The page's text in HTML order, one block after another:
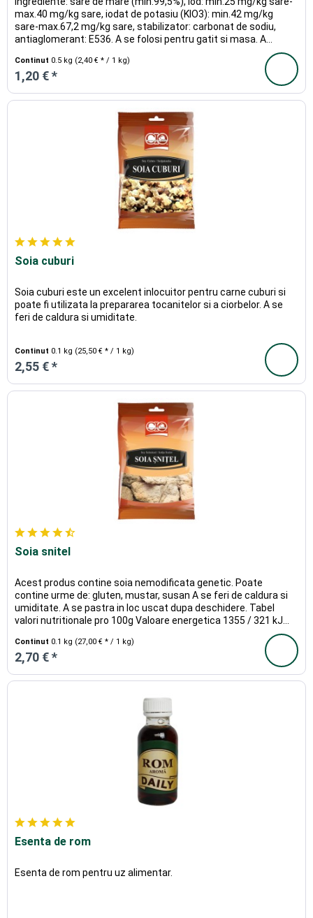
max.40 mg/kg sare, iodat de potasiu (KIO3): min.42 mg/kg
sare-max.67,2 mg/kg sare, stabilizator: carbonat de sodiu,
antiaglomerant: E536. A se folosi pentru gatit si masa. A...
Continut 0.5 kg (2,40 € * / 1 kg)
1,20 € *
Soia cuburi
Soia cuburi este un excelent inlocuitor pentru carne cuburi si
poate fi utilizata la prepararea tocanitelor si a ciorbelor. A se
feri de caldura si umiditate.
Continut 0.1 kg (25,50 € * / 1 kg)
2,55 € *
Soia snitel
Acest produs contine soia nemodificata genetic. Poate
contine urme de: gluten, mustar, susan A se feri de caldura si
umiditate. A se pastra in loc uscat dupa deschidere. Tabel
valori nutritionale pro 100g Valoare energetica 1355 / 321 kJ...
Continut 0.1 kg (27,00 € * / 1 kg)
2,70 € *
Esenta de rom
Esenta de rom pentru uz alimentar.